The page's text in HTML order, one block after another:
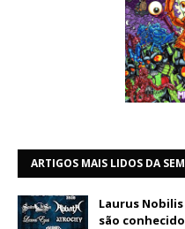
ARTIGOS MAIS LIDOS DA
Laurus
são